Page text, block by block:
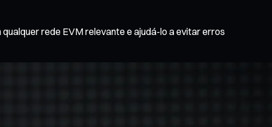
rede EVM relevante e ajudá-lo a evitar erros